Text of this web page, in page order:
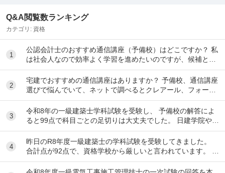
Q&A閲覧数ランキング
カテゴリ: 資格
1
公認会計士のおすすめ通信講座（予備校）はどこですか？ 私
は社会人なので効率よく学習を進めたいのですが、候補とし
てはクレアール、LEC、CPA会計学院、大原...
2
宅建でおすすめの通信講座はありますか？ 予備校、通信講座
選びで悩んでいて、ネットで調べるとクレアール、フォーサ
イト、スタディング、TACなど色々出てきて...
3
令和8年の一級建築士学科試験を受験し、 予備校の解答によ
ると99点で科目ごとの足切りは大丈夫でした。 日建学院やX
によると合格最低点予想が高くなると言われ...
4
昨日のR8年度一級建築士の学科試験を受験してきました。
合計点が92点で、資格学校から厳しいと言われています。 製
図の準備は始めるべきでしょうか？ ちな...